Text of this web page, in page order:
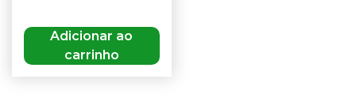
Adicionar ao
carrinho